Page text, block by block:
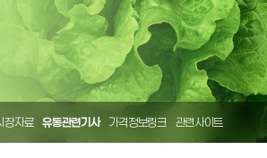
장자료 유통관련기사 가격정보링크 관련사이트